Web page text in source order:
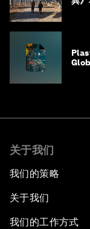
关于我们
我们的策略
关于我们
我们的工作方式